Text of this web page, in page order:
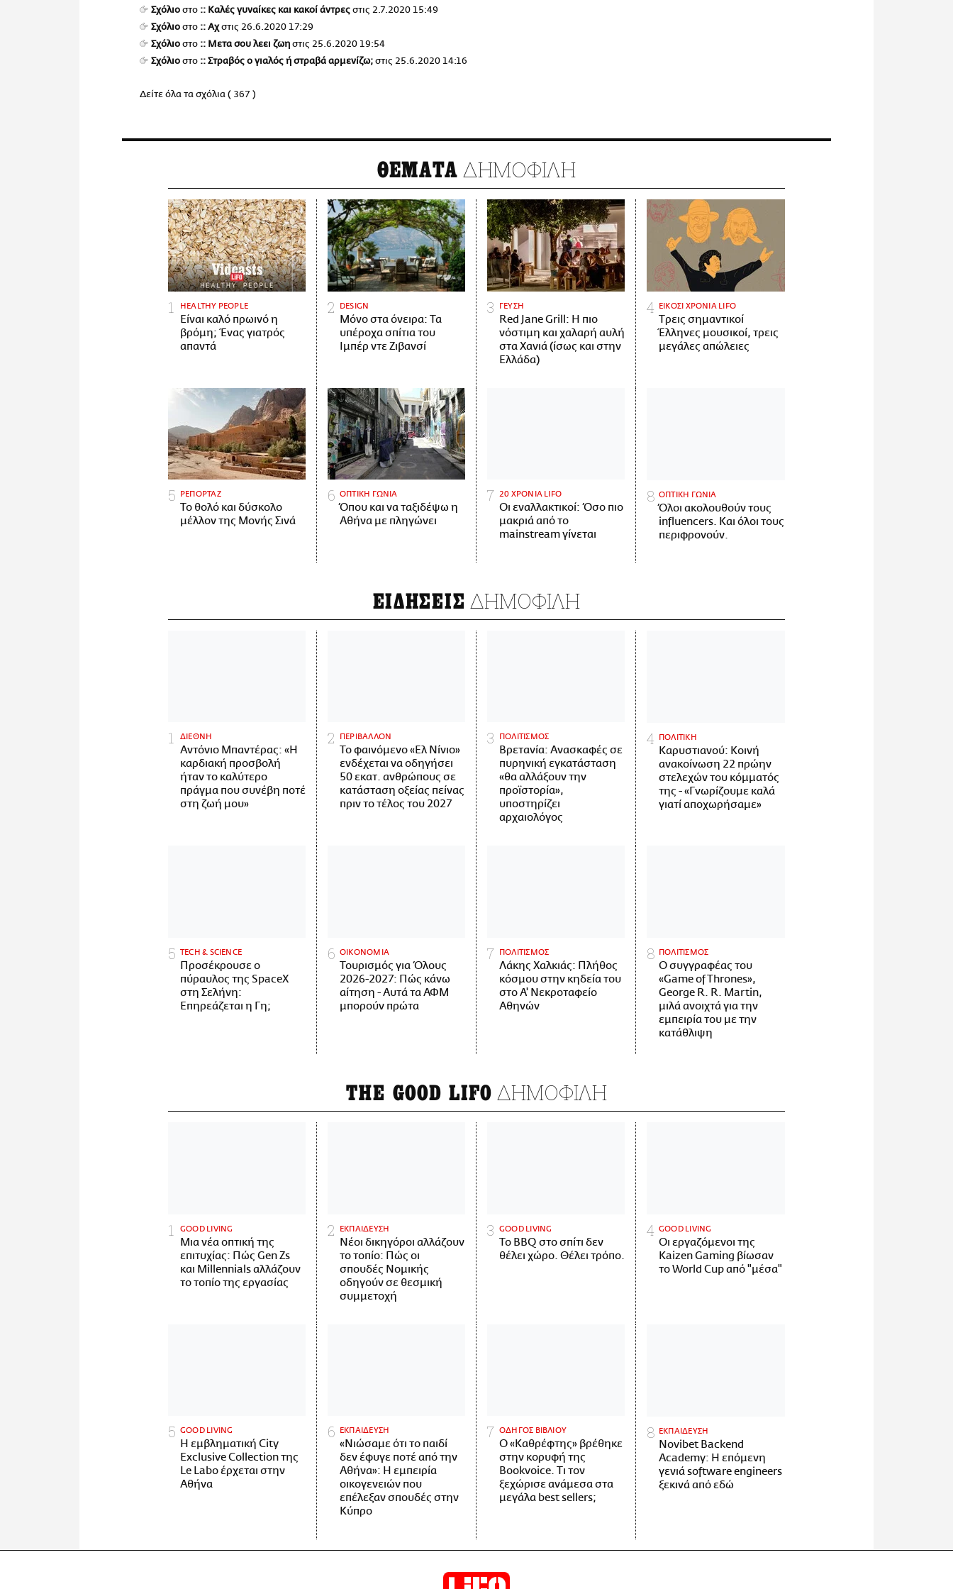
Σχόλιοστο :: Καλές γυναίκες και κακοί άντρεςστις 2.7.2020 15:49
Σχόλιοστο :: Αχστις 26.6.2020 17:29
Σχόλιοστο :: Μετα σου λεει ζωηστις 25.6.2020 19:54
Σχόλιοστο :: Στραβός ο γιαλός ή στραβά αρμενίζω;στις 25.6.2020 14:16
Δείτε όλα τα σχόλια ( 367 )
ΘΕΜΑΤΑ ΔΗΜΟΦΙΛΗ
HEALTHY PEOPLE
Είναι καλό πρωινό η
βρόμη; Ένας γιατρός
απαντά
DESIGN
Μόνο στα όνειρα: Τα
υπέροχα σπίτια του
Ιμπέρ ντε Ζιβανσί
ΓΕΥΣΗ
Red Jane Grill: Η πιο
νόστιμη και χαλαρή αυλή
στα Χανιά (ίσως και στην
Ελλάδα)
ΕΙΚΟΣΙ ΧΡΟΝΙΑ LIFO
Tρεις σημαντικοί
Έλληνες μουσικοί, τρεις
μεγάλες απώλειες
ΡΕΠΟΡΤΑΖ
Το θολό και δύσκολο
μέλλον της Μονής Σινά
ΟΠΤΙΚΗ ΓΩΝΙΑ
Όπου και να ταξιδέψω η
Αθήνα με πληγώνει
20 ΧΡΟΝΙΑ LIFO
Οι εναλλακτικοί: Όσο πιο
μακριά από το
mainstream γίνεται
ΟΠΤΙΚΗ ΓΩΝΙΑ
Όλοι ακολουθούν τους
influencers. Και όλοι τους
περιφρονούν.
ΕΙΔΗΣΕΙΣ ΔΗΜΟΦΙΛΗ
ΔΙΕΘΝΗ
Αντόνιο Μπαντέρας: «Η
καρδιακή προσβολή
ήταν το καλύτερο
πράγμα που συνέβη ποτέ
στη ζωή μου»
ΠΕΡΙΒΑΛΛΟΝ
Το φαινόμενο «Ελ Νίνιο»
ενδέχεται να οδηγήσει
50 εκατ. ανθρώπους σε
κατάσταση οξείας πείνας
πριν το τέλος του 2027
ΠΟΛΙΤΙΣΜΟΣ
Βρετανία: Ανασκαφές σε
πυρηνική εγκατάσταση
«θα αλλάξουν την
προϊστορία»,
υποστηρίζει
αρχαιολόγος
ΠΟΛΙΤΙΚΗ
Καρυστιανού: Κοινή
ανακοίνωση 22 πρώην
στελεχών του κόμματός
της - «Γνωρίζουμε καλά
γιατί αποχωρήσαμε»
ΤECH & SCIENCE
Προσέκρουσε ο
πύραυλος της SpaceX
στη Σελήνη:
Επηρεάζεται η Γη;
ΟΙΚΟΝΟΜΙΑ
Τουρισμός για Όλους
2026-2027: Πώς κάνω
αίτηση - Αυτά τα ΑΦΜ
μπορούν πρώτα
ΠΟΛΙΤΙΣΜΟΣ
Λάκης Χαλκιάς: Πλήθος
κόσμου στην κηδεία του
στο Α' Νεκροταφείο
Αθηνών
ΠΟΛΙΤΙΣΜΟΣ
Ο συγγραφέας του
«Game of Thrones»,
George R. R. Martin,
μιλά ανοιχτά για την
εμπειρία του με την
κατάθλιψη
THE GOOD LIFO ΔΗΜΟΦΙΛΗ
GOOD LIVING
Μια νέα οπτική της
επιτυχίας: Πώς Gen Zs
και Millennials αλλάζουν
το τοπίο της εργασίας
ΕΚΠΑΙΔΕΥΣΗ
Νέοι δικηγόροι αλλάζουν
το τοπίο: Πώς οι
σπουδές Νομικής
οδηγούν σε θεσμική
συμμετοχή
GOOD LIVING
Το BBQ στο σπίτι δεν
θέλει χώρο. Θέλει τρόπο.
GOOD LIVING
Οι εργαζόμενοι της
Kaizen Gaming βίωσαν
το World Cup από "μέσα"
GOOD LIVING
Η εμβληματική City
Exclusive Collection της
Le Labo έρχεται στην
Αθήνα
ΕΚΠΑΙΔΕΥΣΗ
«Νιώσαμε ότι το παιδί
δεν έφυγε ποτέ από την
Αθήνα»: Η εμπειρία
οικογενειών που
επέλεξαν σπουδές στην
Κύπρο
ΟΔΗΓΟΣ ΒΙΒΛΙΟΥ
Ο «Καθρέφτης» βρέθηκε
στην κορυφή της
Bookvoice. Τι τον
ξεχώρισε ανάμεσα στα
μεγάλα best sellers;
ΕΚΠΑΙΔΕΥΣΗ
Novibet Backend
Academy: Η επόμενη
γενιά software engineers
ξεκινά από εδώ